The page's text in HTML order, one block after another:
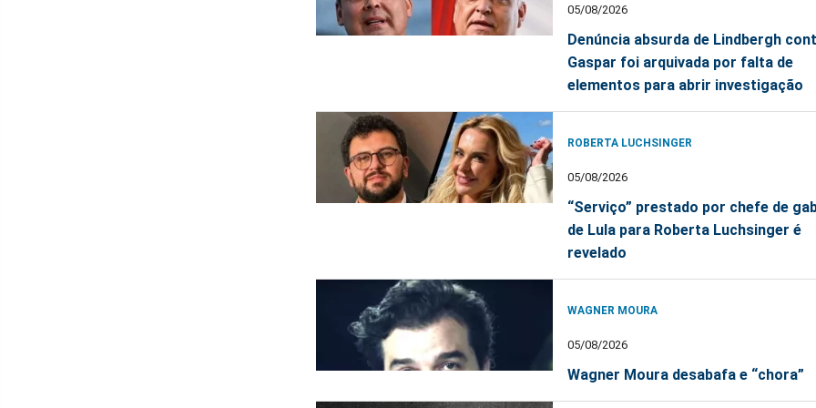
05/08/2026
Denúncia absurda de Lindbergh
Gaspar foi arquivada por falta de
elementos para abrir investigação
ROBERTA LUCHSINGER
05/08/2026
“Serviço” prestado por chefe de
de Lula para Roberta Luchsinger é
revelado
WAGNER MOURA
05/08/2026
Wagner Moura desabafa e “chora”